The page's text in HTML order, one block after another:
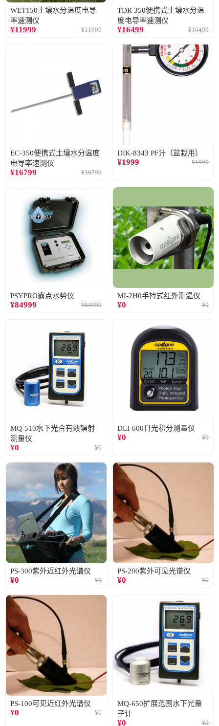
WET150土壤水分温度电导
率速测仪
¥11999 ¥11999
TDR 350便携式土壤水分温
度电导率速测仪
¥16499 ¥16499
EC-350便携式土壤水分温度
电导率速测仪
¥16799 ¥16799
DIK-8343 PF计（盆栽用）
¥1999 ¥1999
PSYPRO露点水势仪
¥84999 ¥84999
MI-2H0手持式红外测温仪
¥0 ¥0
MQ-510水下光合有效辐射
测量仪
¥0 ¥0
DLI-600日光积分测量仪
¥0 ¥0
PS-300紫外近红外光谱仪
¥0 ¥0
PS-200紫外可见光谱仪
¥0 ¥0
PS-100可见近红外光谱仪
¥0 ¥0
MQ-650扩展范围水下光量
子计
¥0 ¥0